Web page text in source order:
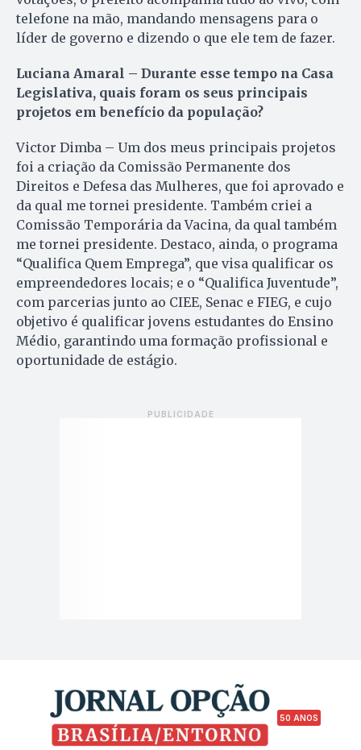
telefone na mão, mandando mensagens para o
líder de governo e dizendo o que ele tem de fazer.
Luciana Amaral – Durante esse tempo na Casa
Legislativa, quais foram os seus principais
projetos em benefício da população?
Victor Dimba – Um dos meus principais projetos
foi a criação da Comissão Permanente dos
Direitos e Defesa das Mulheres, que foi aprovado e
da qual me tornei presidente. Também criei a
Comissão Temporária da Vacina, da qual também
me tornei presidente. Destaco, ainda, o programa
“Qualifica Quem Emprega”, que visa qualificar os
empreendedores locais; e o “Qualifica Juventude”,
com parcerias junto ao CIEE, Senac e FIEG, e cujo
objetivo é qualificar jovens estudantes do Ensino
Médio, garantindo uma formação profissional e
oportunidade de estágio.
50 ANOS